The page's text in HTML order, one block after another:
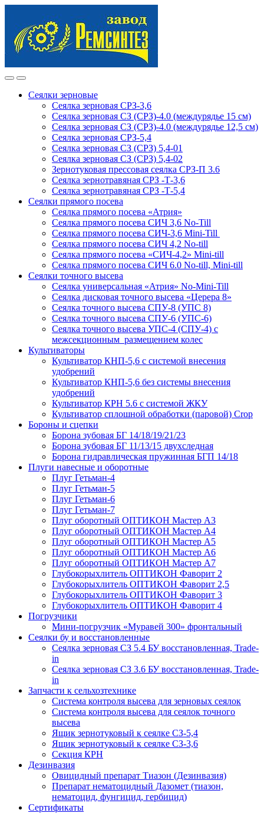
navigation
content
Сеялки зерновые
Сеялка зерновая СРЗ-3,6
Сеялка зерновая СЗ (СРЗ)-4.0 (междурядье 15 см)
Сеялка зерновая СЗ (СРЗ)-4.0 (междурядье 12,5 см)
Сеялка зерновая СРЗ-5,4
Сеялка зерновая СЗ (СРЗ) 5,4-01
Сеялка зерновая СЗ (СРЗ) 5,4-02
Зернотуковая прессовая сеялка СРЗ-П 3.6
Сеялка зернотравяная СРЗ -Т-3,6
Сеялка зернотравяная СРЗ -Т-5,4
Сеялки прямого посева
Сеялка прямого посева «Атрия»
Сеялка прямого посева СИЧ 3,6 No-Till
Сеялка прямого посева СИЧ-3,6 Mini-Till
Сеялка прямого посева СИЧ 4,2 No-till
Сеялка прямого посева «СИЧ-4,2» Mini-till
Сеялка прямого посева СИЧ 6.0 No-till, Mini-till
Сеялки точного высева
Сеялка универсальная «Атрия» No-Mini-Till
Сеялка дисковая точного высева «Церера 8»
Сеялка точного высева СПУ-8 (УПС 8)
Сеялка точного высева СПУ-6 (УПС-6)
Сеялка точного высева УПС-4 (СПУ-4) с
межсекционным размещением колес
Культиваторы
Культиватор КНП-5,6 с системой внесения
удобрений
Культиватор КНП-5,6 без системы внесения
удобрений
Культиватор КРН 5.6 с системой ЖКУ
Культиватор сплошной обработки (паровой) Crop
Бороны и сцепки
Борона зубовая БГ 14/18/19/21/23
Борона зубовая БГ 11/13/15 двухследная
Борона гидравлическая пружинная БГП 14/18
Плуги навесные и оборотные
Плуг Гетьман-4
Плуг Гетьман-5
Плуг Гетьман-6
Плуг Гетьман-7
Плуг оборотный ОПТИКОН Мастер А3
Плуг оборотный ОПТИКОН Мастер А4
Плуг оборотный ОПТИКОН Мастер А5
Плуг оборотный ОПТИКОН Мастер А6
Плуг оборотный ОПТИКОН Мастер А7
Глубокорыхлитель ОПТИКОН Фаворит 2
Глубокорыхлитель ОПТИКОН Фаворит 2,5
Глубокорыхлитель ОПТИКОН Фаворит 3
Глубокорыхлитель ОПТИКОН Фаворит 4
Погрузчики
Мини-погрузчик «Муравей 300» фронтальный
Сеялки бу и восстановленные
Сеялка зерновая СЗ 5.4 БУ восстановленная, Trade-
in
Сеялка зерновая СЗ 3.6 БУ восстановленная, Trade-
in
Запчасти к сельхозтехнике
Система контроля высева для зерновых сеялок
Система контроля высева для сеялок точного
высева
Ящик зернотуковый к сеялке СЗ-5,4
Ящик зернотуковый к сеялке СЗ-3,6
Секция КРН
Дезинвазия
Овицидный препарат Тиазон (Дезинвазия)
Препарат нематоцидный Дазомет (тиазон,
нематоцид, фунгицид, гербицид)
Сертификаты